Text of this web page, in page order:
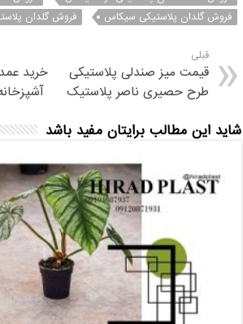
فروش گلدان پلاستیکی سیکاس
فروش گلدان
قبلی
قیمت میز صندلی پلاستیکی
طرح حصیری ناصر پلاستیک
خرید
شاید این مطالب برایتان مفید باشد